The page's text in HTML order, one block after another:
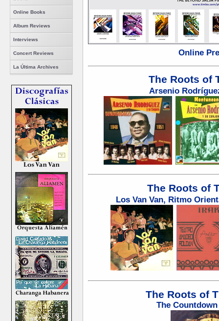
Online Books
Album Reviews
Interviews
Concert Reviews
La Última Archives
Online
The Roots of
Arsenio
The Roots of
Los Van Van, Ritmo
The Roots of
The Countdown